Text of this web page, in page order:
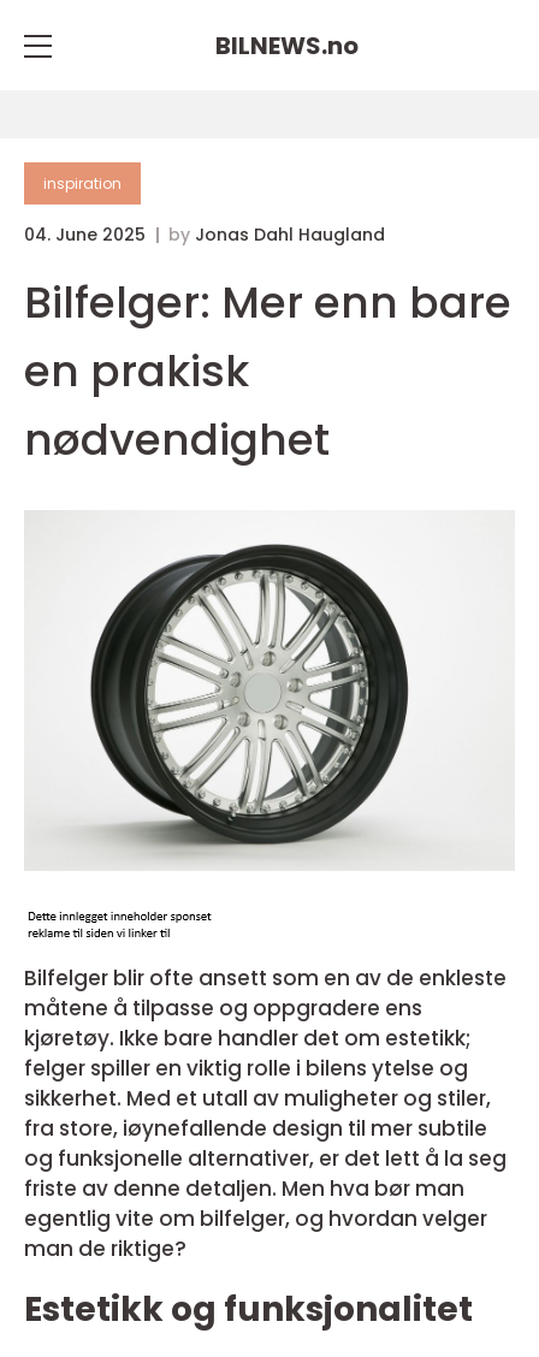
BILNEWS.no
inspiration
04. June 2025 by Jonas Dahl Haugland
Bilfelger: Mer enn bare
en prakisk
nødvendighet
Bilfelger blir ofte ansett som en av de enkleste
måtene å tilpasse og oppgradere ens
kjøretøy. Ikke bare handler det om estetikk;
felger spiller en viktig rolle i bilens ytelse og
sikkerhet. Med et utall av muligheter og stiler,
fra store, iøynefallende design til mer subtile
og funksjonelle alternativer, er det lett å la seg
friste av denne detaljen. Men hva bør man
egentlig vite om bilfelger, og hvordan velger
man de riktige?
Estetikk og funksjonalitet